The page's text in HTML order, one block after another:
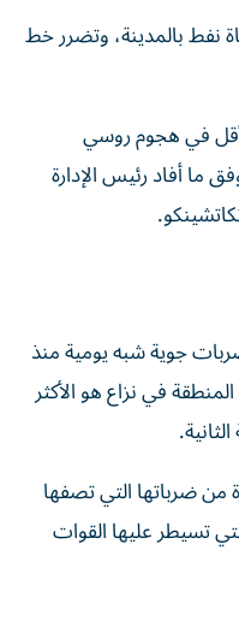
نفط بالمدينة، وتضرر خط
في هجوم روسي
أفاد رئيس الإدارة
جوية شبه يومية منذ
التي أدخلت المنطقة في نزاع هو الأكثر
من ضرباتها التي تصفها
تسيطر عليها القوات